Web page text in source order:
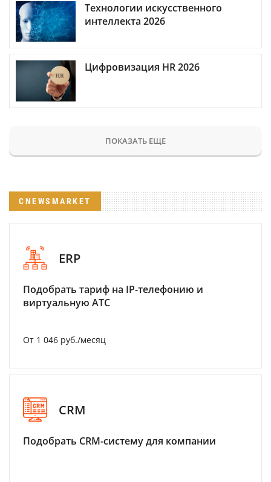
Технологии искусственного
интеллекта 2026
Цифровизация HR 2026
ПОКАЗАТЬ ЕЩЕ
CNEWSMARKET
ERP
Подобрать тариф на IP-телефонию и
виртуальную АТС
От 1 046 руб./месяц
CRM
Подобрать CRM-систему для компании